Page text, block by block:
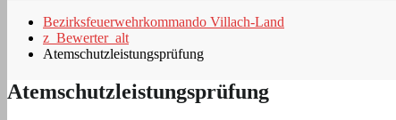
Bezirksfeuerwehrkommando Villach-Land
z_Bewerter_alt
Atemschutzleistungsprüfung
Atemschutzleistungsprüfung